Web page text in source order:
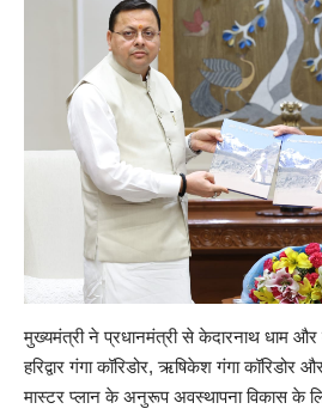
मुख्यमंत्री ने प्रधानमंत्री से केदारनाथ धाम और
हरिद्वार गंगा कॉरिडोर, ऋषिकेश गंगा कॉरिडोर
मास्टर प्लान के अनुरूप अवस्थापना विकास के